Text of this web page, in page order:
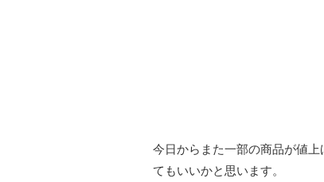
今日からまた一部の商品が値
てもいいかと思います。